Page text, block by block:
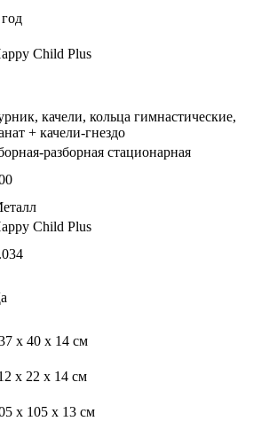
Child Plus
качели, кольца гимнастические,
+ качели-гнездо
разборная стационарная
Child Plus
х 40 х 14 см
х 22 х 14 см
х 105 х 13 см